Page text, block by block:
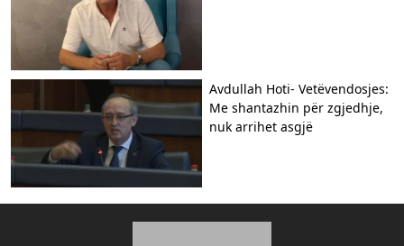
Avdullah Hoti- Vetëvendosjes:
Me shantazhin për zgjedhje,
nuk arrihet asgjë